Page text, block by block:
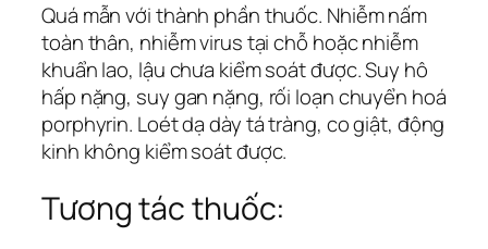
Quá mẫn với thành phần thuốc. Nhiễm nấm
toàn thân, nhiễm virus tại chỗ hoặc nhiễm
khuẩn lao, lậu chưa kiểm soát được. Suy hô
hấp nặng, suy gan nặng, rối loạn chuyển hoá
porphyrin. Loét dạ dày tá tràng, co giật, động
kinh không kiểm soát được.
Tương tác thuốc: